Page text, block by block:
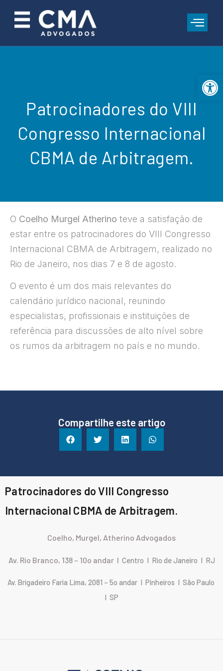
Patrocinadores do VIII
Congresso Internacional
CBMA de Arbitragem.
O Coelho Murgel Atherino teve a satisfação de
estar entre os patrocinadores do VIII Congresso
Internacional CBMA de Arbitragem, realizado no
Rio de Janeiro, nos dias 7 e 8 de agosto.
O evento é um dos mais relevantes do
calendário jurídico nacional, reunindo
especialistas, profissionais e instituições de
referência para discussões de alto nível sobre
os rumos da arbitragem no país e no mundo.
Compartilhe este artigo
Patrocinadores do VIII Congresso
Internacional CBMA de Arbitragem.
Coelho, Murgel, Atherino Advogados
Av. Rio Branco, 138 – 10o andar I Centro I Rio de Janeiro I RJ
Av. Brigadeiro Faria Lima, 2081 – 5o andar I Pinheiros I São Paulo
I SP